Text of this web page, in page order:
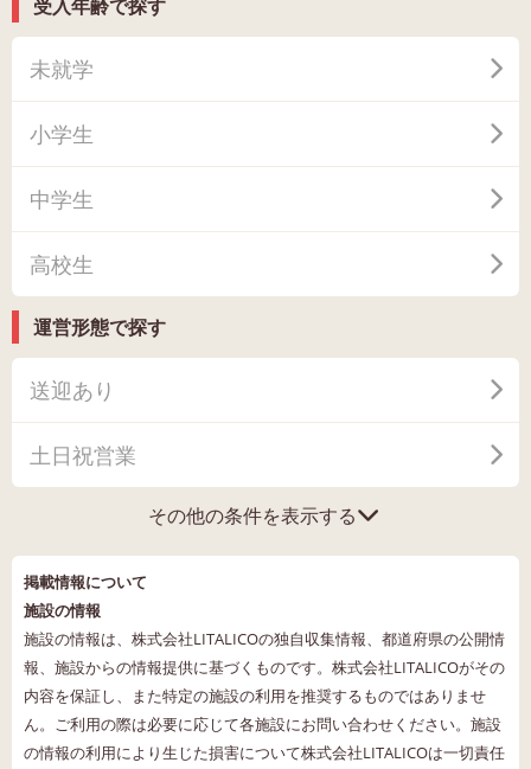
受入年齢で探す
未就学
小学生
中学生
高校生
運営形態で探す
送迎あり
土日祝営業
その他の条件を表示する
掲載情報について
施設の情報
施設の情報は、株式会社LITALICOの独自収集情報、都道府県の公開情
報、施設からの情報提供に基づくものです。株式会社LITALICOがその
内容を保証し、また特定の施設の利用を推奨するものではありませ
ん。ご利用の際は必要に応じて各施設にお問い合わせください。施設
の情報の利用により生じた損害について株式会社LITALICOは一切責任